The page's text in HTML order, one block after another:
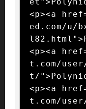
<p><a
ed.com/u/
<p><a
t.com/
t/
<p><a
t.com/